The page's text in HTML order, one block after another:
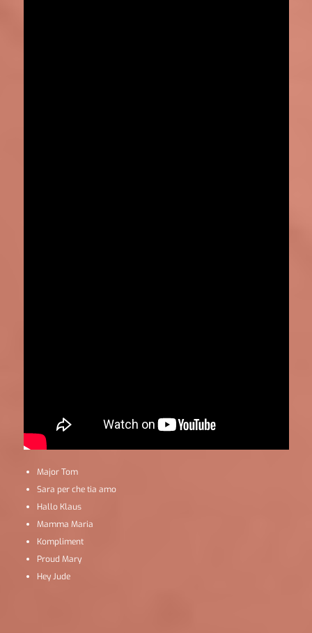
Major Tom
Sara per che tia amo
Hallo Klaus
Mamma Maria
Kompliment
Proud Mary
Hey Jude